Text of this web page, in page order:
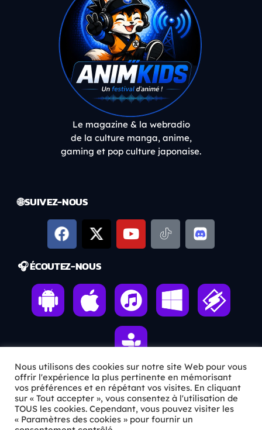
Le magazine & la webradio
de la culture manga, anime,
gaming et pop culture japonaise.
🌐 SUIVEZ-NOUS
🎧 ÉCOUTEZ-NOUS
ℹ️ INFOS PRATIQUES
✉️Contact
Nous utilisons des cookies sur notre site Web pour vous
offrir l'expérience la plus pertinente en mémorisant
vos préférences et en répétant vos visites. En cliquant
sur « Tout accepter », vous consentez à l'utilisation de
TOUS les cookies. Cependant, vous pouvez visiter les
« Paramètres des cookies » pour fournir un